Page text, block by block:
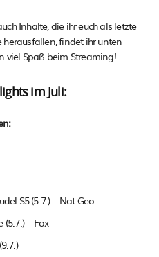
Inhalte, die ihr euch als letzte
findet ihr unten
viel Spaß beim Streaming!
im Juli:
S5 (5.7.) – Nat Geo
– Fox